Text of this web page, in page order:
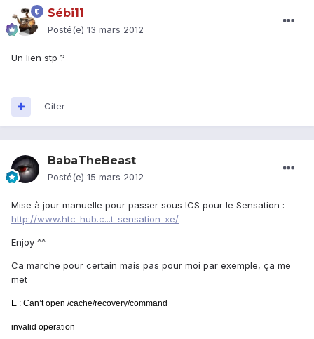
Sébi11
Posté(e) 13 mars 2012
Un lien stp ?
Citer
BabaTheBeast
Posté(e) 15 mars 2012
Mise à jour manuelle pour passer sous ICS pour le Sensation :
http://www.htc-hub.c...t-sensation-xe/
Enjoy ^^
Ca marche pour certain mais pas pour moi par exemple, ça me
met
E : Can’t open /cache/recovery/command
invalid operation